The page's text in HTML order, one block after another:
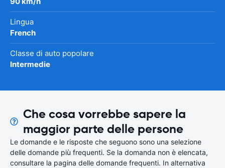
Lingua
French
Classe di auto popolare
Intermedie
Che cosa vorrebbe sapere la
maggior parte delle persone
Le domande e le risposte che seguono sono una selezione
delle domande più frequenti. Se la domanda non è elencata,
consultare la pagina delle domande frequenti. In alternativa